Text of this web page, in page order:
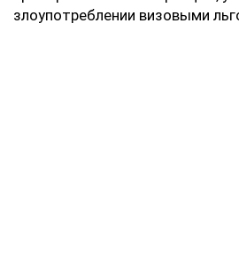
злоупотреблении визовыми